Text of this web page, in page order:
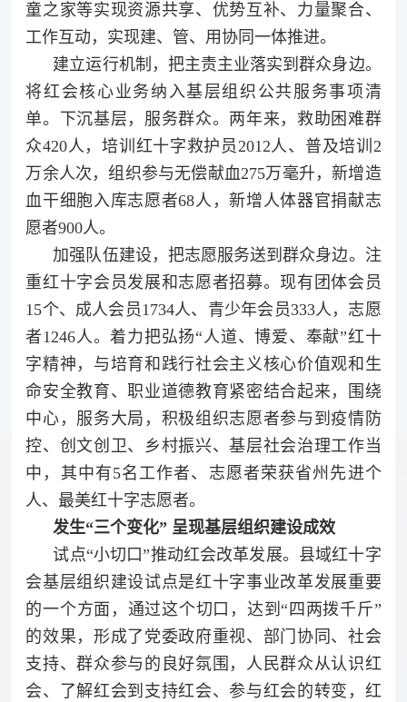
童之家等实现资源共享、优势互补、力量聚合、
工作互动，实现建、管、用协同一体推进。
建立运行机制，把主责主业落实到群众身边。
将红会核心业务纳入基层组织公共服务事项清
单。下沉基层，服务群众。两年来，救助困难群
众420人，培训红十字救护员2012人、普及培训2
万余人次，组织参与无偿献血275万毫升，新增造
血干细胞入库志愿者68人，新增人体器官捐献志
愿者900人。
加强队伍建设，把志愿服务送到群众身边。注
重红十字会员发展和志愿者招募。现有团体会员
15个、成人会员1734人、青少年会员333人，志愿
者1246人。着力把弘扬“人道、博爱、奉献”红十
字精神，与培育和践行社会主义核心价值观和生
命安全教育、职业道德教育紧密结合起来，围绕
中心，服务大局，积极组织志愿者参与到疫情防
控、创文创卫、乡村振兴、基层社会治理工作当
中，其中有5名工作者、志愿者荣获省州先进个
人、最美红十字志愿者。
发生“三个变化” 呈现基层组织建设成效
试点“小切口”推动红会改革发展。县域红十字
会基层组织建设试点是红十字事业改革发展重要
的一个方面，通过这个切口，达到“四两拨千斤”
的效果，形成了党委政府重视、部门协同、社会
支持、群众参与的良好氛围，人民群众从认识红
会、了解红会到支持红会、参与红会的转变，红